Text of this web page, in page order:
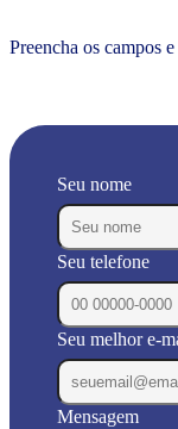
Preencha os campos
Seu nome
Seu telefone
Seu melhor e-
Mensagem